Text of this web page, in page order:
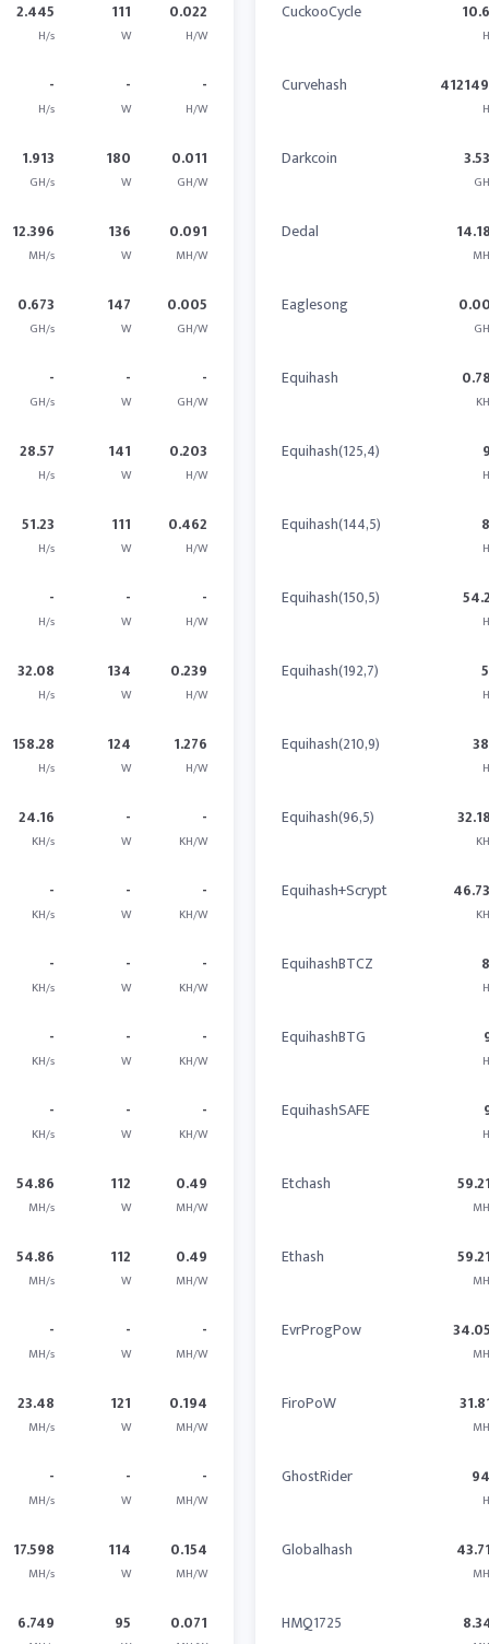
2.445
H/s
111
W
0.022
H/W
-
H/s
-
W
-
H/W
1.913
GH/s
180
W
0.011
GH/W
12.396
MH/s
136
W
0.091
MH/W
0.673
GH/s
147
W
0.005
GH/W
-
GH/s
-
W
-
GH/W
28.57
H/s
141
W
0.203
H/W
51.23
H/s
111
W
0.462
H/W
-
H/s
-
W
-
H/W
32.08
H/s
134
W
0.239
H/W
158.28
H/s
124
W
1.276
H/W
24.16
KH/s
-
W
-
KH/W
-
KH/s
-
W
-
KH/W
-
KH/s
-
W
-
KH/W
-
KH/s
-
W
-
KH/W
-
KH/s
-
W
-
KH/W
54.86
MH/s
112
W
0.49
MH/W
54.86
MH/s
112
W
0.49
MH/W
-
MH/s
-
W
-
MH/W
23.48
MH/s
121
W
0.194
MH/W
-
MH/s
-
W
-
MH/W
17.598
MH/s
114
W
0.154
MH/W
6.749 95 0.071
CuckooCycle
Curvehash
Darkcoin
Dedal
Eaglesong
Equihash
Equihash(125,4)
Equihash(144,5)
Equihash(150,5)
Equihash(192,7)
Equihash(210,9)
Equihash(96,5)
Equihash+Scrypt
EquihashBTCZ
EquihashBTG
EquihashSAFE
Etchash
Ethash
EvrProgPow
FiroPoW
GhostRider
Globalhash
HMQ1725